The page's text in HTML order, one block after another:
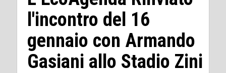
l'incontro del 16
gennaio con Armando
Gasiani allo Stadio Zini